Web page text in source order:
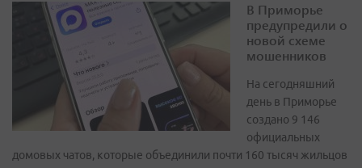
В Приморье
предупредили о
новой схеме
мошенников
На сегодняшний
день в Приморье
создано 9 146
официальных
домовых чатов, которые объединили почти 160 тысяч жильцов